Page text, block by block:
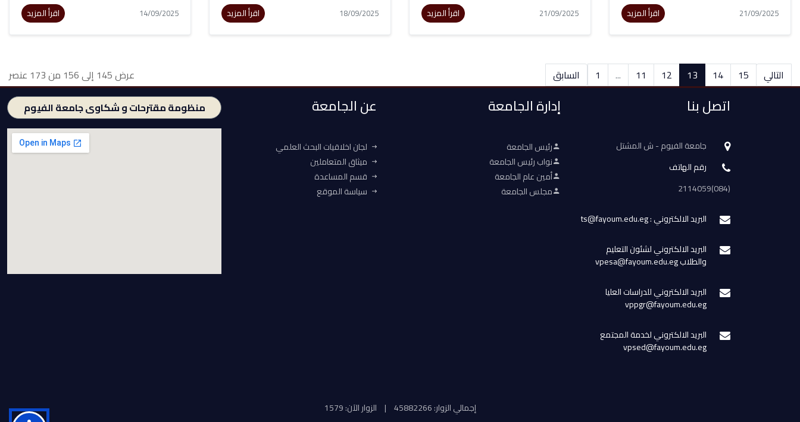
21/09/2025 اقرأ المزيد 21/09/2025 اقرأ المزيد 18/09/2025 اقرأ المزيد 14/09/2025 اقرأ المزيد
عرض 145 إلى 156 من 173 عنصر السابق 1 ... 11 12 13 14 15 التالي
اتصل بنا
جامعة الفيوم - ش المشتل
رقم الهاتف
(084)2114059
البريد الالكتروني : ts@fayoum.edu.eg
البريد الالكتروني لشئون التعليم
والطلاب vpesa@fayoum.edu.eg
البريد الالكتروني للدراسات العليا
vppgr@fayoum.edu.eg
البريد الالكتروني لخدمة المجتمع
vpsed@fayoum.edu.eg
إدارة الجامعة
رئيس الجامعة
نواب رئيس الجامعة
أمين عام الجامعة
مجلس الجامعة
عن الجامعة
لجان اخلاقيات البحث العلمي
ميثاق المتعاملين
قسم المساعدة
سياسة الموقع
منظومة مقترحات و شكاوى جامعة الفيوم
إجمالي الزوار: 45882266 | الزوار الآن: 1579